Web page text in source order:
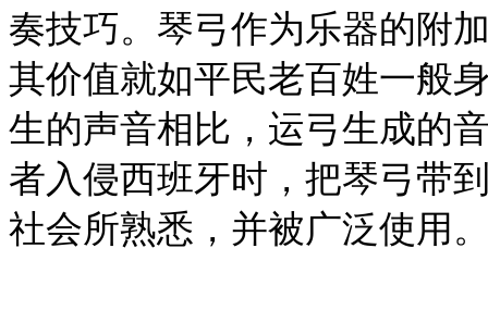
奏技巧。琴弓作为乐器的附
其价值就如平民老百姓一般
生的声音相比，运弓生成的
者入侵西班牙时，把琴弓带
社会所熟悉，并被广泛使用